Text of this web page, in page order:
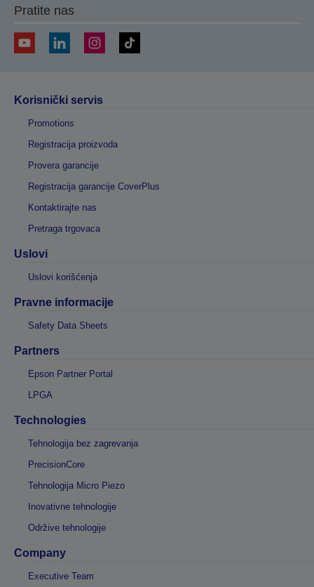
Pratite nas
Korisnički servis
Promotions
Registracija proizvoda
Provera garancije
Registracija garancije CoverPlus
Kontaktirajte nas
Pretraga trgovaca
Uslovi
Uslovi korišćenja
Pravne informacije
Safety Data Sheets
Partners
Epson Partner Portal
LPGA
Technologies
Tehnologija bez zagrevanja
PrecisionCore
Tehnologija Micro Piezo
Inovativne tehnologije
Održive tehnologije
Company
Executive Team